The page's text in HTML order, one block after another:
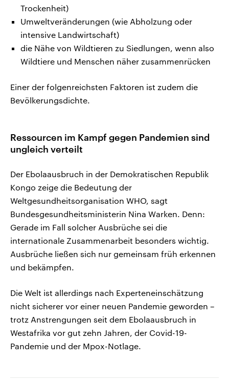
Trockenheit)
Umweltveränderungen (wie Abholzung oder
intensive Landwirtschaft)
die Nähe von Wildtieren zu Siedlungen, wenn also
Wildtiere und Menschen näher zusammenrücken
Einer der folgenreichsten Faktoren ist zudem die
Bevölkerungsdichte.
Ressourcen im Kampf gegen Pandemien sind
ungleich verteilt
Der Ebolaausbruch in der Demokratischen Republik
Kongo zeige die Bedeutung der
Weltgesundheitsorganisation WHO, sagt
Bundesgesundheitsministerin Nina Warken. Denn:
Gerade im Fall solcher Ausbrüche sei die
internationale Zusammenarbeit besonders wichtig.
Ausbrüche ließen sich nur gemeinsam früh erkennen
und bekämpfen.
Die Welt ist allerdings nach Experteneinschätzung
nicht sicherer vor einer neuen Pandemie geworden –
trotz Anstrengungen seit dem Ebolaausbruch in
Westafrika vor gut zehn Jahren, der Covid-19-
Pandemie und der Mpox-Notlage.